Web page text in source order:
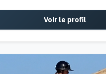
Voir le profil